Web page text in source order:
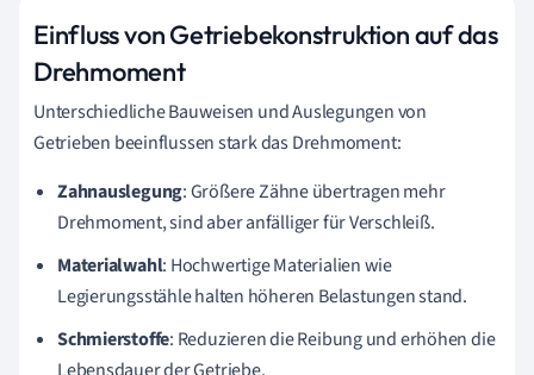
Einfluss von Getriebekonstruktion auf das
Drehmoment
Unterschiedliche Bauweisen und Auslegungen von
Getrieben beeinflussen stark das Drehmoment:
Zahnauslegung: Größere Zähne übertragen mehr
Drehmoment, sind aber anfälliger für Verschleiß.
Materialwahl: Hochwertige Materialien wie
Legierungsstähle halten höheren Belastungen stand.
Schmierstoffe: Reduzieren die Reibung und erhöhen die